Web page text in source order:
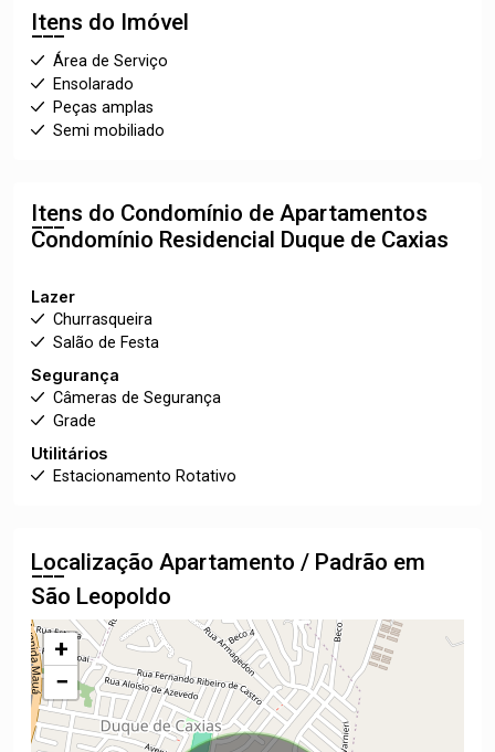
Itens do Imóvel
Área de Serviço
Ensolarado
Peças amplas
Semi mobiliado
Itens do Condomínio de Apartamentos
Condomínio Residencial Duque de Caxias
Lazer
Churrasqueira
Salão de Festa
Segurança
Câmeras de Segurança
Grade
Utilitários
Estacionamento Rotativo
Localização Apartamento / Padrão em
São Leopoldo
+
−